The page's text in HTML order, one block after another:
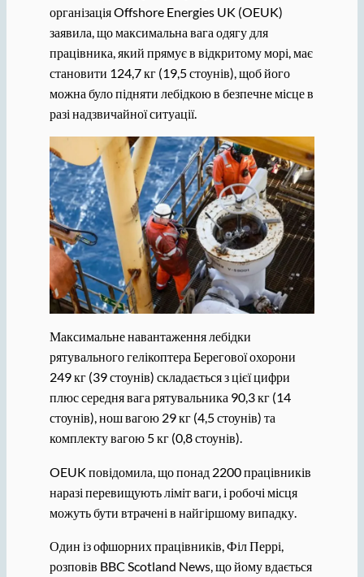
організація Offshore Energies UK (OEUK)
заявила, що максимальна вага одягу для
працівника, який прямує в відкритому морі, має
становити 124,7 кг (19,5 стоунів), щоб його
можна було підняти лебідкою в безпечне місце в
разі надзвичайної ситуації.
Максимальне навантаження лебідки
рятувального гелікоптера Берегової охорони
249 кг (39 стоунів) складається з цієї цифри
плюс середня вага рятувальника 90,3 кг (14
стоунів), нош вагою 29 кг (4,5 стоунів) та
комплекту вагою 5 кг (0,8 стоунів).
OEUK повідомила, що понад 2200 працівників
наразі перевищують ліміт ваги, і робочі місця
можуть бути втрачені в найгіршому випадку.
Один із офшорних працівників, Філ Перрі,
розповів BBC Scotland News, що йому вдається